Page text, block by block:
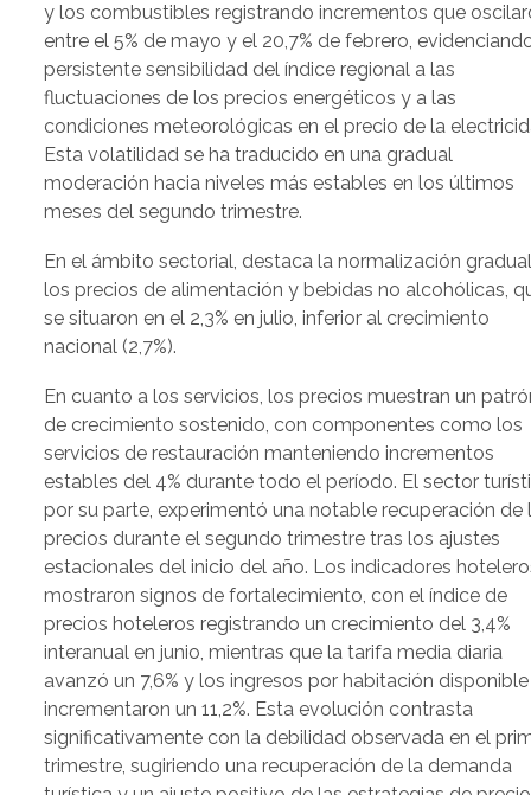
y los combustibles registrando incrementos que
entre el 5% de mayo y el 20,7% de febrero,
persistente sensibilidad del índice regional a las
fluctuaciones de los precios energéticos y a las
condiciones meteorológicas en el precio de la
Esta volatilidad se ha traducido en una gradual
moderación hacia niveles más estables en los últimos
meses del segundo trimestre.
En el ámbito sectorial, destaca la normalización
los precios de alimentación y bebidas no alcohólicas,
se situaron en el 2,3% en julio, inferior al crecimiento
nacional (2,7%).
En cuanto a los servicios, los precios muestran un
de crecimiento sostenido, con componentes como los
servicios de restauración manteniendo incrementos
estables del 4% durante todo el período. El sector
por su parte, experimentó una notable recuperación de
precios durante el segundo trimestre tras los ajustes
estacionales del inicio del año. Los indicadores
mostraron signos de fortalecimiento, con el índice de
precios hoteleros registrando un crecimiento del 3,4%
interanual en junio, mientras que la tarifa media diaria
avanzó un 7,6% y los ingresos por habitación
incrementaron un 11,2%. Esta evolución contrasta
significativamente con la debilidad observada en el
trimestre, sugiriendo una recuperación de la demanda